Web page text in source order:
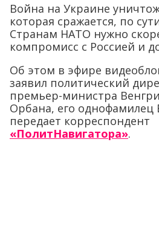
Война на Украине
которая сражается, по
Странам НАТО нужно
компромисс с Россией и
Об этом в эфире
заявил политический
премьер-министра
Орбана, его
передает корреспондент
«ПолитНавигатора».